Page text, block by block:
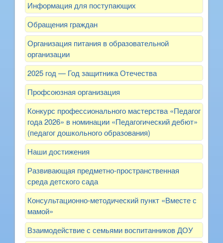
Информация для поступающих
Обращения граждан
Организация питания в образовательной
организации
2025 год — Год защитника Отечества
Профсоюзная организация
Конкурс профессионального мастерства «Педагог
года 2026» в номинации «Педагогический дебют»
(педагог дошкольного образования)
Наши достижения
Развивающая предметно-пространственная
среда детского сада
Консультационно-методический пункт «Вместе с
мамой»
Взаимодействие с семьями воспитанников ДОУ